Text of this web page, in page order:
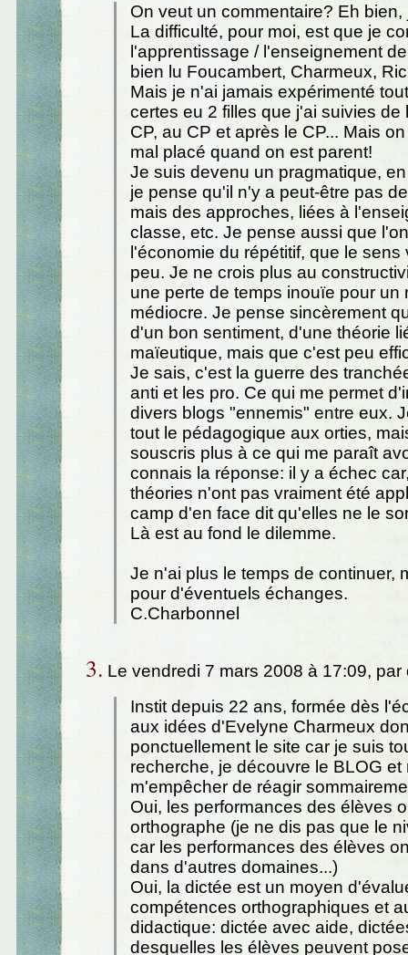
On veut un commentaire? Eh bien,
La difficulté, pour moi, est que je
l'apprentissage / l'enseignement
bien lu Foucambert, Charmeux,
Mais je n'ai jamais expérimenté
certes eu 2 filles que j'ai suivies de
CP, au CP et après le CP... Mais
mal placé quand on est parent!
Je suis devenu un pragmatique,
je pense qu'il n'y a peut-être pas
mais des approches, liées à
classe, etc. Je pense aussi que
l'économie du répétitif, que le sens
peu. Je ne crois plus au
une perte de temps inouïe pour un
médiocre. Je pense sincèrement
d'un bon sentiment, d'une théorie
maïeutique, mais que c'est peu
Je sais, c'est la guerre des
anti et les pro. Ce qui me permet
divers blogs "ennemis" entre eux.
tout le pédagogique aux orties,
souscris plus à ce qui me paraît
connais la réponse: il y a échec
théories n'ont pas vraiment été
camp d'en face dit qu'elles ne le
Là est au fond le dilemme.
Je n'ai plus le temps de continuer,
pour d'éventuels échanges.
C.Charbonnel
3. Le vendredi 7 mars 2008 à 17:09, par
Instit depuis 22 ans, formée dès
aux idées d'Evelyne Charmeux
ponctuellement le site car je suis
recherche, je découvre le BLOG et
m'empêcher de réagir
Oui, les performances des élèves
orthographe (je ne dis pas que le
car les performances des élèves
dans d'autres domaines...)
Oui, la dictée est un moyen
compétences orthographiques et
didactique: dictée avec aide,
desquelles les élèves peuvent